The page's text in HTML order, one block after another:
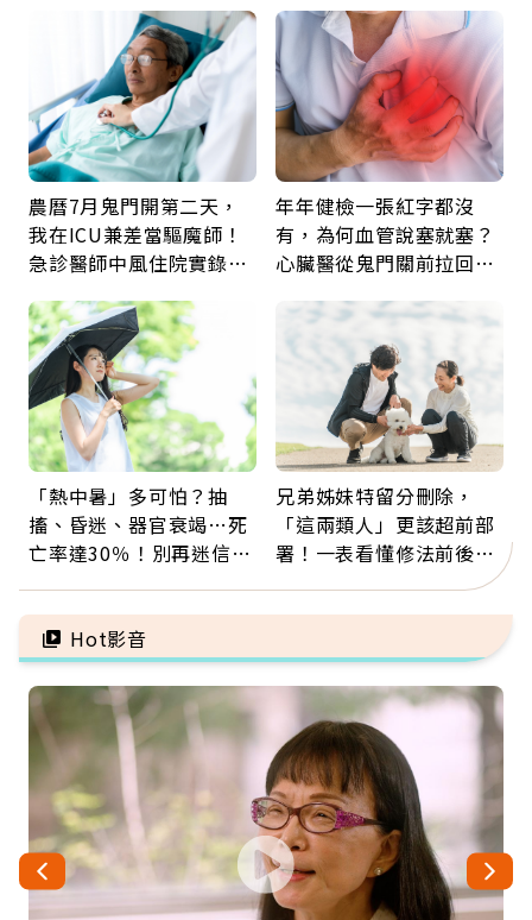
農曆7月鬼門開第二天，
我在ICU兼差當驅魔師！
急診醫師中風住院實錄：
年年健檢一張紅字都沒
有，為何血管說塞就塞？
心臟醫從鬼門關前拉回病
字
「熱中暑」多可怕？抽
搐、昏迷、器官衰竭…死
亡率達30％！別再迷信
5招才能真救命
兄弟姊妹特留分刪除，
「這兩類人」更該超前部
署！一表看懂修法前後差
異：沒留遺囑手足反而分
更多
Hot影音